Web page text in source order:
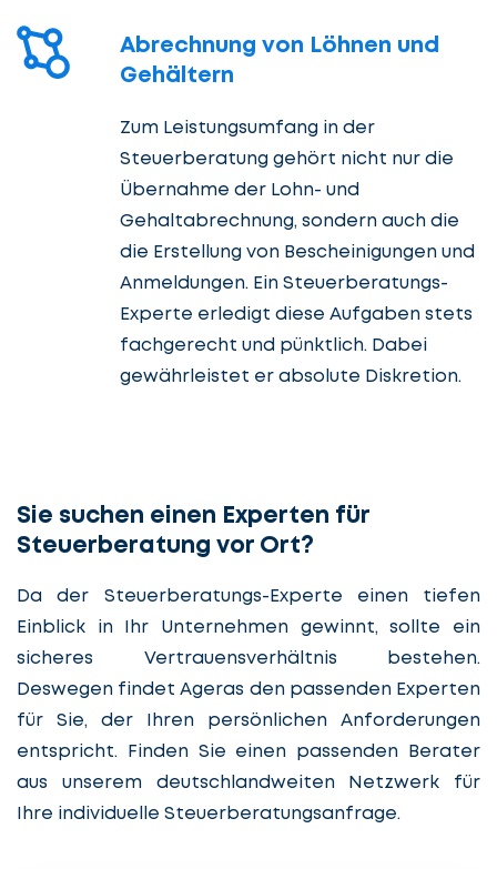
Abrechnung von Löhnen und
Gehältern
Zum Leistungsumfang in der
Steuerberatung gehört nicht nur die
Übernahme der Lohn- und
Gehaltabrechnung, sondern auch die
die Erstellung von Bescheinigungen und
Anmeldungen. Ein Steuerberatungs-
Experte erledigt diese Aufgaben stets
fachgerecht und pünktlich. Dabei
gewährleistet er absolute Diskretion.
Sie suchen einen Experten für
Steuerberatung vor Ort?
Da der Steuerberatungs-Experte einen tiefen
Einblick in Ihr Unternehmen gewinnt, sollte ein
sicheres Vertrauensverhältnis bestehen.
Deswegen findet Ageras den passenden Experten
für Sie, der Ihren persönlichen Anforderungen
entspricht. Finden Sie einen passenden Berater
aus unserem deutschlandweiten Netzwerk für
Ihre individuelle Steuerberatungsanfrage.